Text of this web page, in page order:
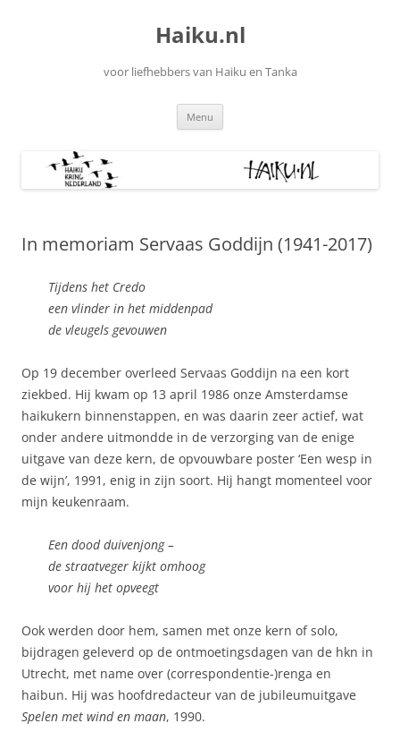
Haiku.nl
voor liefhebbers van Haiku en Tanka
Menu
In memoriam Servaas Goddijn (1941-2017)
Tijdens het Credo
een vlinder in het middenpad
de vleugels gevouwen
Op 19 december overleed Servaas Goddijn na een kort
ziekbed. Hij kwam op 13 april 1986 onze Amsterdamse
haikukern binnenstappen, en was daarin zeer actief, wat
onder andere uitmondde in de verzorging van de enige
uitgave van deze kern, de opvouwbare poster ‘Een wesp in
de wijn’, 1991, enig in zijn soort. Hij hangt momenteel voor
mijn keukenraam.
Een dood duivenjong –
de straatveger kijkt omhoog
voor hij het opveegt
Ook werden door hem, samen met onze kern of solo,
bijdragen geleverd op de ontmoetingsdagen van de hkn in
Utrecht, met name over (correspondentie-)renga en
haibun. Hij was hoofdredacteur van de jubileumuitgave
Spelen met wind en maan, 1990.